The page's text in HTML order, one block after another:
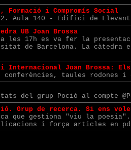
Formació i Compromís Social
Aula 140 - Edifici de
UB Joan Brossa
a les 17h es va fer la
de Barcelona. La
Internacional Joan Brossa:
taules rodones i
del grup Poció al compte
Grup de recerca. Si ens
que gestiona "viu la
i força articles en